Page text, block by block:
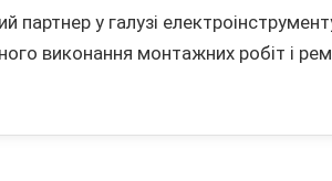
партнер у галузі
виконання монтажних робіт і